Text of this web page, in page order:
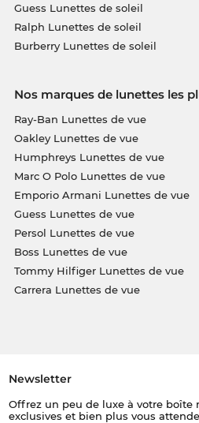
Guess Lunettes de soleil
Ralph Lunettes de soleil
Burberry Lunettes de soleil
Nos marques de lunettes les
Ray-Ban Lunettes de vue
Oakley Lunettes de vue
Humphreys Lunettes de vue
Marc O Polo Lunettes de vue
Emporio Armani Lunettes de vue
Guess Lunettes de vue
Persol Lunettes de vue
Boss Lunettes de vue
Tommy Hilfiger Lunettes de vue
Carrera Lunettes de vue
Newsletter
Offrez un peu de luxe à votre boîte
exclusives et bien plus vous